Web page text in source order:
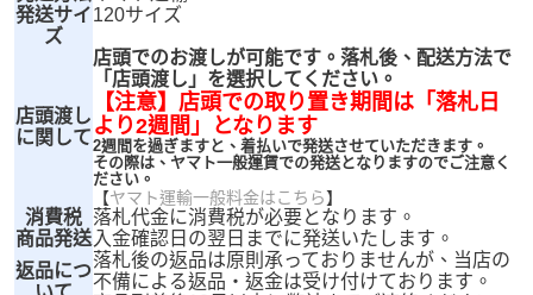
発送サイ
ズ
120サイズ
店頭渡し
に関して
店頭でのお渡しが可能です。落札後、配送方法で
「店頭渡し」を選択してください。
【注意】店頭での取り置き期間は「落札日
より2週間」となります
2週間を過ぎますと、着払いで発送させていただきます。
その際は、ヤマト一般運賃での発送となりますのでご注意く
ださい。
【ヤマト運輸一般料金はこちら】
消費税
落札代金に消費税が必要となります。
商品発送 入金確認日の翌日までに発送いたします。
返品につ
落札後の返品は原則承っておりませんが、当店の
不備による返品・返金は受け付けております。